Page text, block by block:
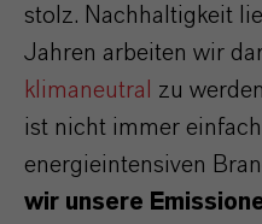
stolz. Nachhaltigkeit
Jahren arbeiten wir
klimaneutral
zu
ist nicht immer
energieintensiven
wir unsere